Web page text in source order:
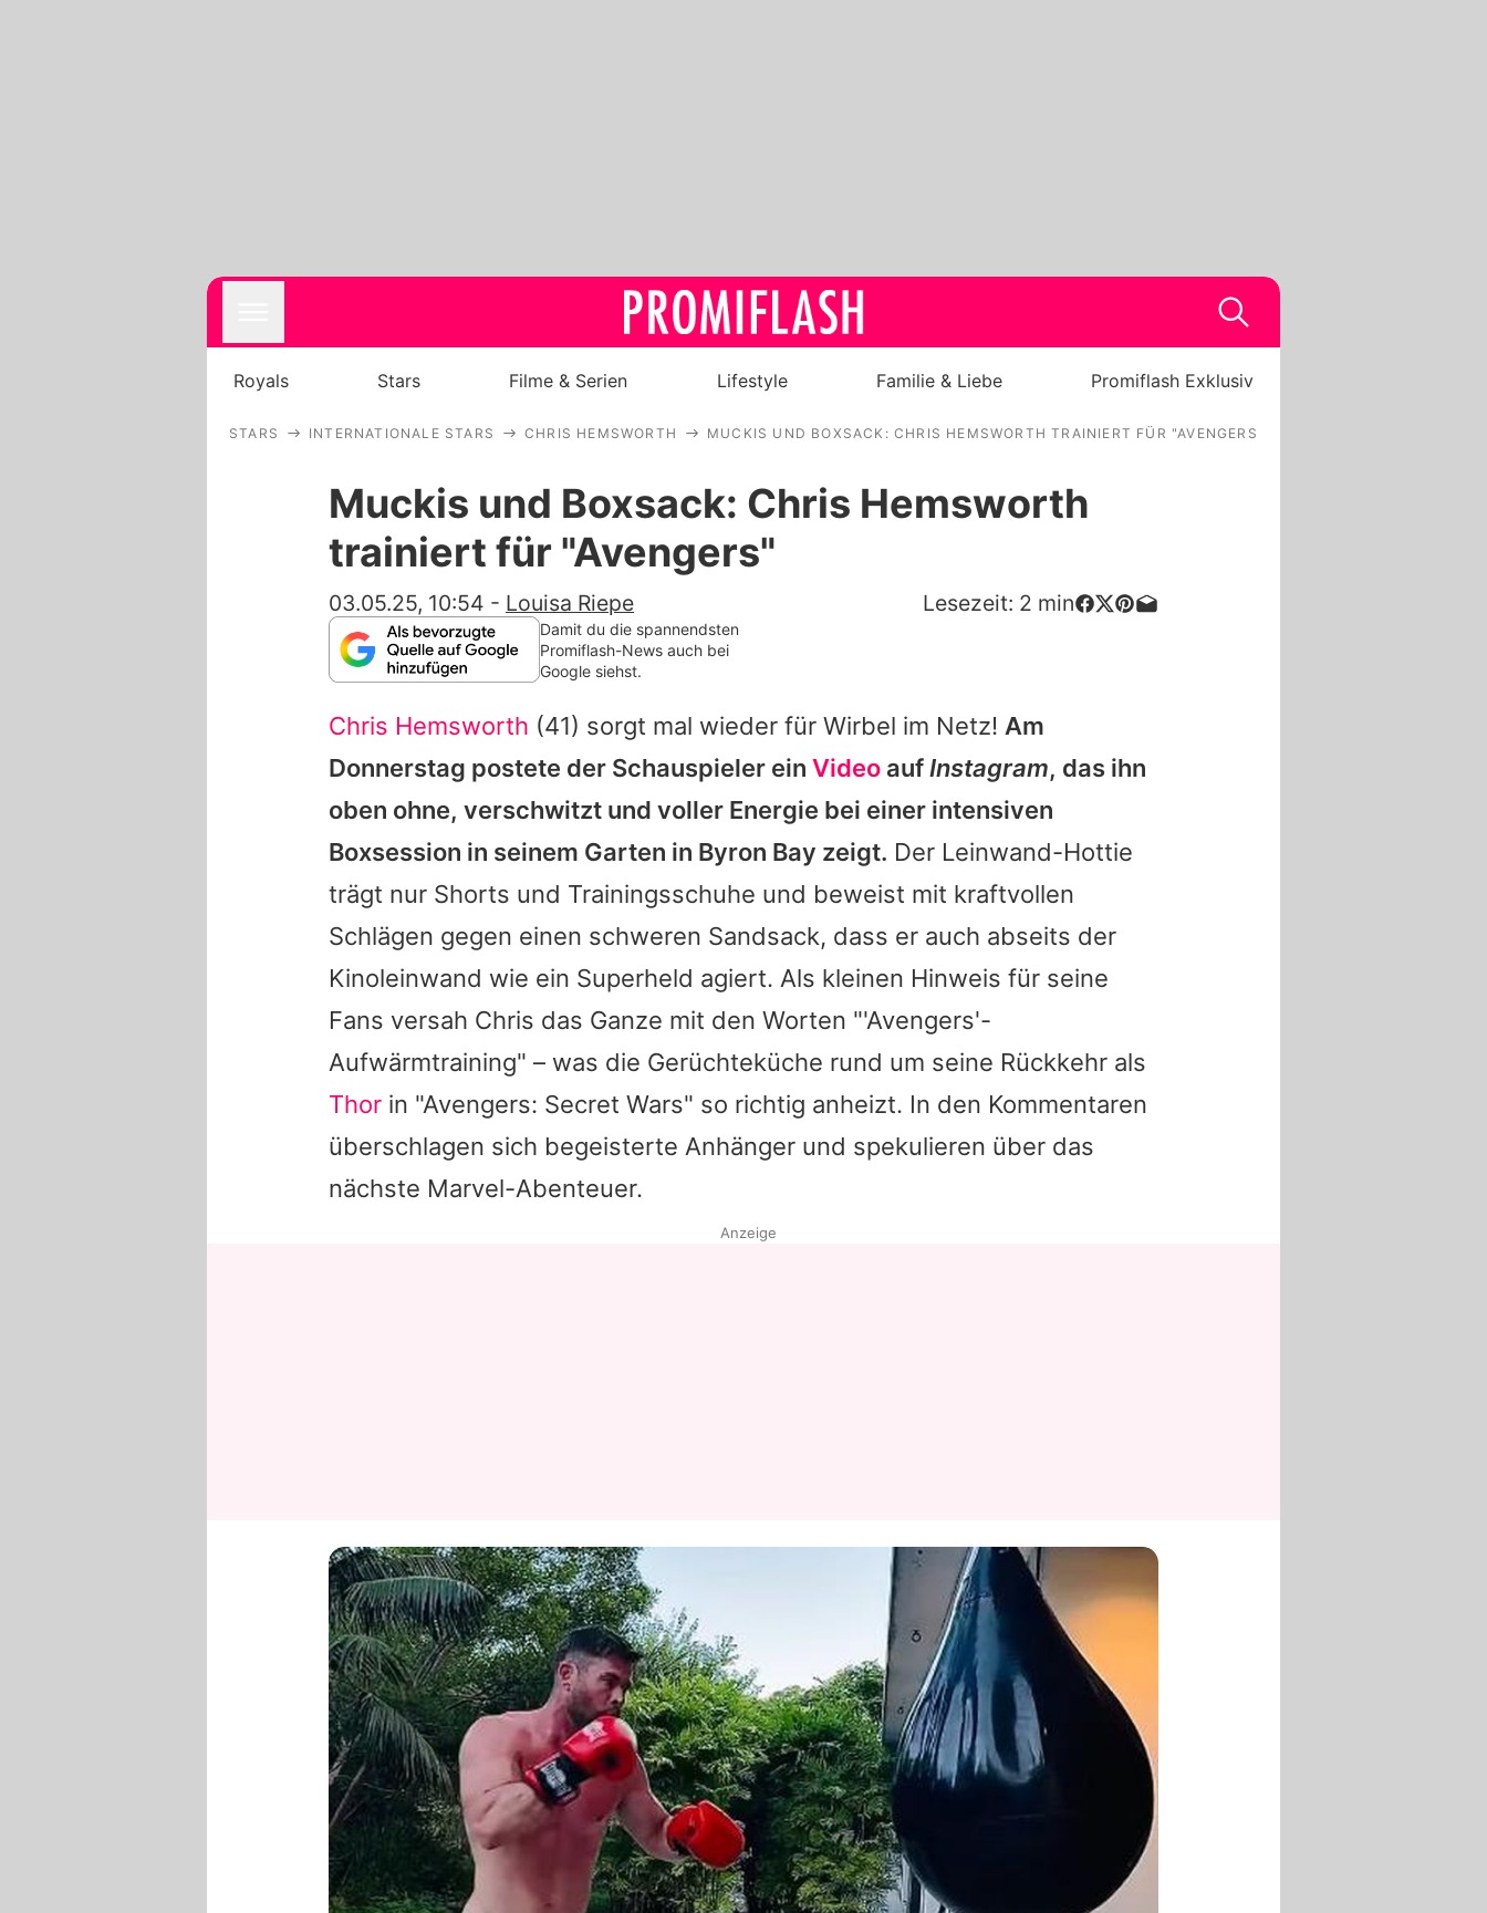
Royals
Stars
Filme & Serien
Familie & Liebe
Alle Themen auf Promiflash
App runterladen
Team
Redaktionelle Richtlinien
Impressum
Datenschutzerklärung
Nutzungsbedingungen
Utiq verwalten
Royals Stars Filme & Serien Lifestyle Familie & Liebe Promiflash Exklusiv
STARS INTERNATIONALE STARS CHRIS HEMSWORTH MUCKIS UND BOXSACK: CHRIS HEMSWORTH TRAINIERT FÜR "AVENGERS"
Muckis und Boxsack: Chris Hemsworth
trainiert für "Avengers"
03.05.25, 10:54 - Louisa Riepe Lesezeit: 2 min
Damit du die spannendsten
Promiflash-News auch bei
Google siehst.
Chris Hemsworth (41) sorgt mal wieder für Wirbel im Netz! Am
Donnerstag postete der Schauspieler ein Video aufInstagram, das ihn
oben ohne, verschwitzt und voller Energie bei einer intensiven
Boxsession in seinem Garten in Byron Bay zeigt. Der Leinwand-Hottie
trägt nur Shorts und Trainingsschuhe und beweist mit kraftvollen
Schlägen gegen einen schweren Sandsack, dass er auch abseits der
Kinoleinwand wie ein Superheld agiert. Als kleinen Hinweis für seine
Fans versah Chris das Ganze mit den Worten "'Avengers'-
Aufwärmtraining" – was die Gerüchteküche rund um seine Rückkehr als
Thor in "Avengers: Secret Wars" so richtig anheizt. In den Kommentaren
überschlagen sich begeisterte Anhänger und spekulieren über das
nächste Marvel-Abenteuer.
Anzeige